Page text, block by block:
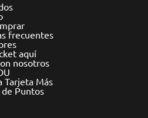
frecuentes
aquí
nosotros
Tarjeta Más
Puntos